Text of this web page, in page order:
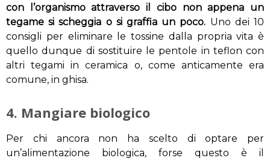
con l’organismo attraverso il cibo non appena un
tegame si scheggia o si graffia un poco. Uno dei 10
consigli per eliminare le tossine dalla propria vita è
quello dunque di sostituire le pentole in teflon con
altri tegami in ceramica o, come anticamente era
comune, in ghisa.
4. Mangiare biologico
Per chi ancora non ha scelto di optare per
un’alimentazione biologica, forse questo è il